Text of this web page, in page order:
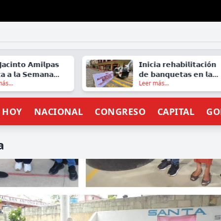
𝗔𝗺𝗶𝗹𝗽𝗮𝘀
𝗜𝗻𝗶𝗰𝗶𝗮 𝗿𝗲𝗵𝗮𝗯𝗶𝗹𝗶𝘁𝗮𝗰𝗶ó𝗻
𝗱𝗲 𝗯𝗮𝗻𝗾𝘂𝗲𝘁𝗮𝘀 𝗲𝗻 𝗹𝗮
𝗰𝗮𝗹𝗹𝗲 𝗱𝗲 𝗚𝘂𝗲𝗿𝗿𝗲𝗿𝗼, 𝗲𝗻
𝗲𝗹 𝗖𝗲𝗻𝘁𝗿𝗼 𝗱𝗲 𝗢𝗮𝘅𝗮𝗰𝗮
Leer más...
NACIONAL CONGRESO CAPITAL